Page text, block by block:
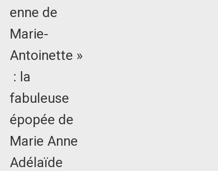
enne de
Marie-
Antoinette »
: la
fabuleuse
épopée de
Marie Anne
Adélaïde